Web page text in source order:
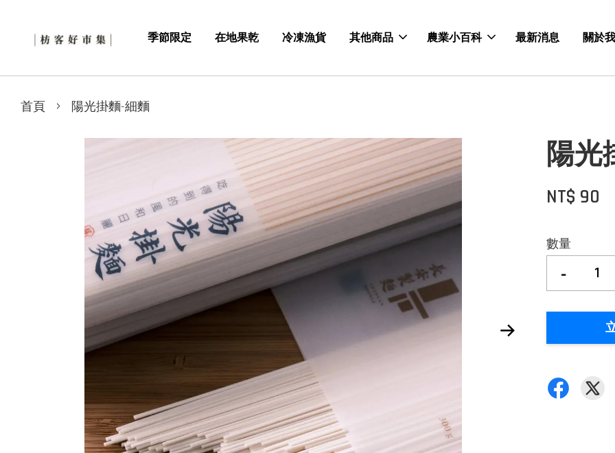
季節限定 在地果乾 冷凍漁貨 其他商品 農業小百科 最新消息 關於
首頁 › 陽光掛麵-細麵
陽光
NT$ 90
數量
-